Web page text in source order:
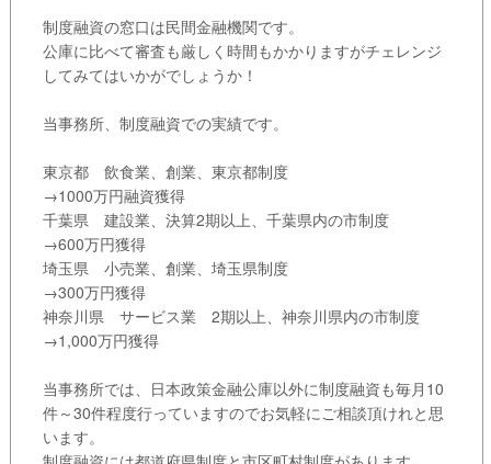
制度融資の窓口は民間金融機関です。
公庫に比べて審査も厳しく時間もかかりますがチェレンジ
してみてはいかがでしょうか！
当事務所、制度融資での実績です。
東京都 飲食業、創業、東京都制度
→1000万円融資獲得
千葉県 建設業、決算2期以上、千葉県内の市制度
→600万円獲得
埼玉県 小売業、創業、埼玉県制度
→300万円獲得
神奈川県 サービス業 2期以上、神奈川県内の市制度
→1,000万円獲得
当事務所では、日本政策金融公庫以外に制度融資も毎月10
件～30件程度行っていますのでお気軽にご相談頂けれと思
います。